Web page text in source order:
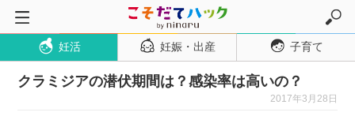
トップページ
妊活
妊活 妊娠・出産 子育て
クラミジアの潜伏期間は？感染率は高いの？
2017年3月28日